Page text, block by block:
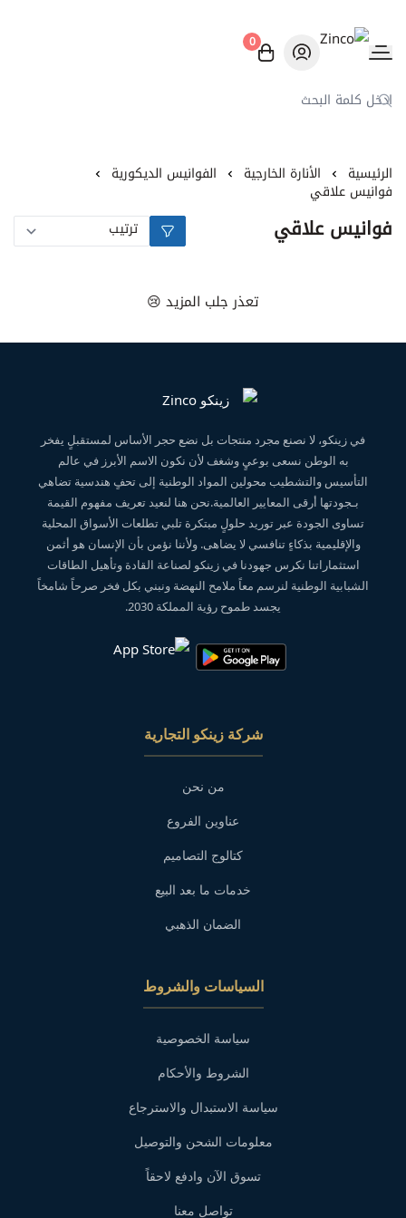
Zinco
0
الرئيسية الأنارة الخارجية الفوانيس الديكورية
فوانيس علاقي
فوانيس علاقي
تعذر جلب المزيد 😢
في زينكو، لا نصنع مجرد منتجات بل نضع حجر الأساس لمستقبلٍ يفخر
به الوطن نسعى بوعيٍ وشغف لأن نكون الاسم الأبرز في عالم
التأسيس والتشطيب محولين المواد الوطنية إلى تحفٍ هندسية تضاهي
بـجودتها أرقى المعايير العالمية.نحن هنا لنعيد تعريف مفهوم القيمة
تساوى الجودة عبر توريد حلولٍ مبتكرة تلبي تطلعات الأسواق المحلية
والإقليمية بذكاءٍ تنافسي لا يضاهى. ولأننا نؤمن بأن الإنسان هو أثمن
استثماراتنا نكرس جهودنا في زينكو لصناعة القادة وتأهيل الطاقات
الشبابية الوطنية لنرسم معاً ملامح النهضة ونبني بكل فخر صرحاً شامخاً
يجسد طموح رؤية المملكة 2030.
شركة زينكو التجارية
من نحن
عناوين الفروع
كتالوج التصاميم
خدمات ما بعد البيع
الضمان الذهبي
السياسات والشروط
سياسة الخصوصية
الشروط والأحكام
سياسة الاستبدال والاسترجاع
معلومات الشحن والتوصيل
تسوق الآن وادفع لاحقاً
تواصل معنا